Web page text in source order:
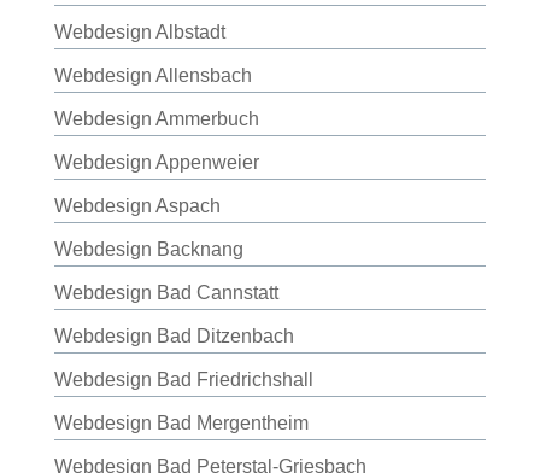
Webdesign Albstadt
Webdesign Allensbach
Webdesign Ammerbuch
Webdesign Appenweier
Webdesign Aspach
Webdesign Backnang
Webdesign Bad Cannstatt
Webdesign Bad Ditzenbach
Webdesign Bad Friedrichshall
Webdesign Bad Mergentheim
Webdesign Bad Peterstal-Griesbach